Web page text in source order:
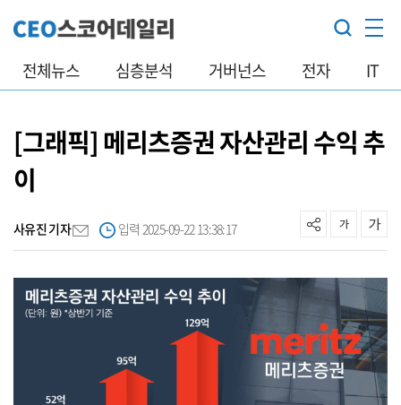
전체뉴스 심층분석 거버넌스 전자 IT
[그래픽] 메리츠증권 자산관리 수익 추
이
사유진 기자 입력 2025-09-22 13:38:17